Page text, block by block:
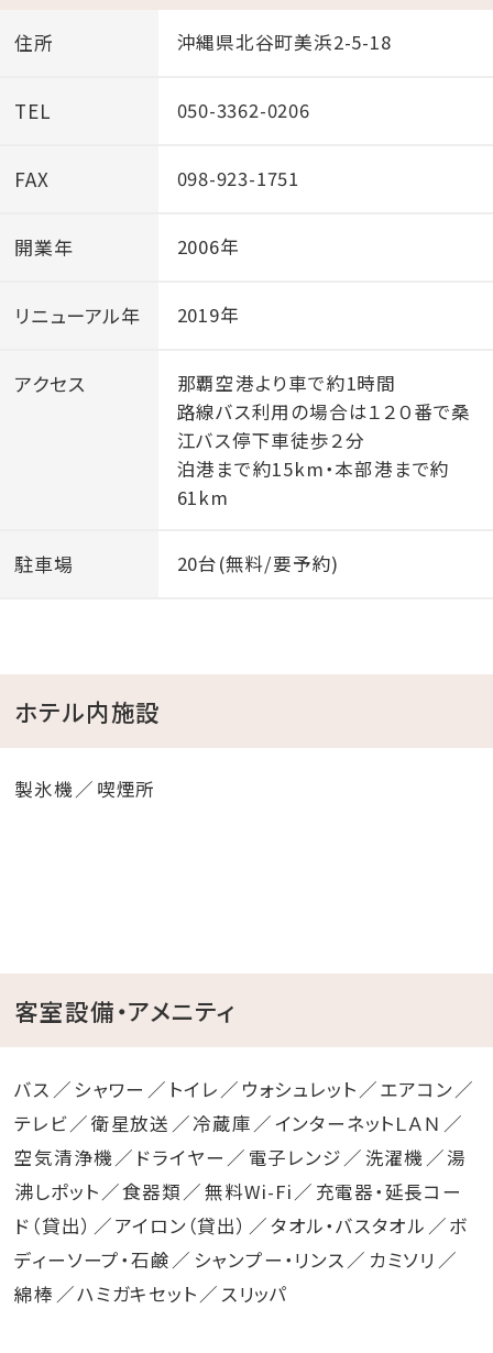
・荷物の発送、受け取りは承りません。
オンライン上でのクレジットカード決済のみとなります。
・ルームウェアのご用意がありませんのでご持参くださ
・滞在中の清掃、リネン及びアメニティの交換はありませ
・無料レンタカーサービスを終了いたします。
ン切替前)にレンタカーのご予約確約を頂いているお客
様については、引き続きご対応いたしますのでご安心下
サービス内容の変更に伴うキャンセルをご希望される場
わせ先までご連絡ください。既にご予約済のお客様でお
ださい。
【ご予約済のお客様向け：本件に関するお問い合わせ
先】
■□■ 宿泊税のご案内（2027年2月1日以降のご宿泊
より） ■□■
沖縄県の条例に基づき、2027年2月1日以降のご宿泊
（滞在中のお客様を含む）より、1泊1名あたりの宿泊料
金に対して2％（上限2,000円）の宿泊税をご宿泊代とは
別途申し受ける場合がございます。
住所 沖縄県北谷町美浜2-5-18
TEL 050-3362-0206
FAX 098-923-1751
開業年 2006年
リニューアル年 2019年
アクセス
那覇空港より車で約1時間
路線バス利用の場合は１２０番で桑
江バス停下車徒歩２分
泊港まで約15km・本部港まで約
61km
駐車場 20台(無料/要予約)
ホテル内施設
製氷機 喫煙所
客室設備・アメニティ
バス シャワー トイレ ウォシュレット
エアコン
テレビ
衛星放送 冷蔵庫
インターネットＬＡＮ
空気清浄機
ドライヤー 電子レンジ 洗濯機
湯
沸しポット
食器類 無料Wi-Fi
充電器・延長コー
ド（貸出）
アイロン（貸出） タオル・バスタオル
ボ
ディーソープ・石鹸
シャンプー・リンス
カミソリ
綿棒
ハミガキセット スリッパ